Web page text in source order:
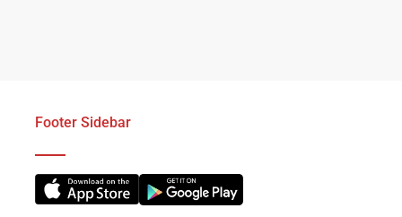
Footer Sidebar